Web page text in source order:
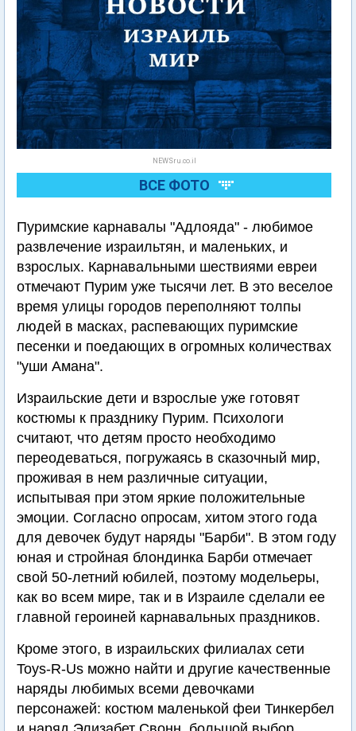
NEWSru.co.il
ВСЕ ФОТО
Пуримские карнавалы "Адлояда" - любимое
развлечение израильтян, и маленьких, и
взрослых. Карнавальными шествиями евреи
отмечают Пурим уже тысячи лет. В это веселое
время улицы городов переполняют толпы
людей в масках, распевающих пуримские
песенки и поедающих в огромных количествах
"уши Амана".
Израильские дети и взрослые уже готовят
костюмы к празднику Пурим. Психологи
считают, что детям просто необходимо
переодеваться, погружаясь в сказочный мир,
проживая в нем различные ситуации,
испытывая при этом яркие положительные
эмоции. Согласно опросам, хитом этого года
для девочек будут наряды "Барби". В этом году
юная и стройная блондинка Барби отмечает
свой 50-летний юбилей, поэтому модельеры,
как во всем мире, так и в Израиле сделали ее
главной героиней карнавальных праздников.
Кроме этого, в израильских филиалах сети
Toys-R-Us можно найти и другие качественные
наряды любимых всеми девочками
персонажей: костюм маленькой феи Тинкербел